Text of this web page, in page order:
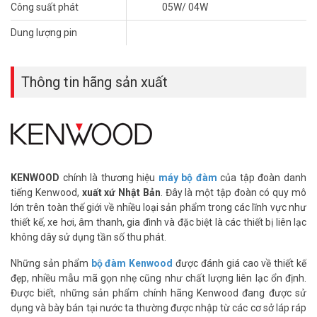
Trong các tòa nhà cao ốc đang hoạt động < 20 tầng
bộ đàm cầm tay TK-2317/TK3317
Thân máy (Malaysia).
Sạc nhanh KSC43.
Anten.
Hướng dẫn sử dụng (Thiết bị đồng bộ nhập khẩu từ
Singapore).
– Hiện nay trên thị trường có rất nhiều hàng nhái, hàng giả, hàng
kém chất lượng. Để đảm bảo mua hàng chính hãng, Quý Khách
hàng yêu cầu đơn vị xuất bán cung cấp đầy đủ Giấy chứng nhận
Hợp chuẩn/hợp quy, CO,CQ bản gốc để đối chiếu.
nhất, quý khách hàng vui lòng liên hệ HOTLINE 1900 9259 để được
hỗ trợ tốt nhất. Tham khảo thêm hình ảnh tạiFacebook
Vuhoangtelecomnhé.
Công suất phát 05W/ 04W
Dung lượng pin
Thông tin hãng sản xuất
KENWOOD chính là thương hiệu máy bộ đàm của tập đoàn danh
tiếng Kenwood, xuất xứ Nhật Bản . Đây là một tập đoàn có quy mô
lớn trên toàn thế giới về nhiều loại sản phẩm trong các lĩnh vực như
thiết kế, xe hơi, âm thanh, gia đình và đặc biệt là các thiết bị liên lạc
không dây sử dụng tần số thu phát.
Những sản phẩm bộ đàm Kenwood được đánh giá cao về thiết kế
đẹp, nhiều mẫu mã gọn nhẹ cũng như chất lượng liên lạc ổn định.
Được biết, những sản phẩm chính hãng Kenwood đang được sử
dụng và bày bán tại nước ta thường được nhập từ các cơ sở láp ráp